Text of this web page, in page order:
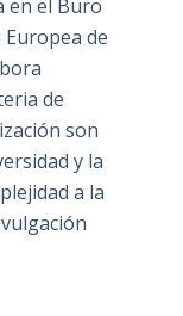
en el Buro
Europea de
de
son
y la
a la